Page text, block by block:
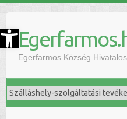
Eszköztár megnyitása
Egerfarmos Község